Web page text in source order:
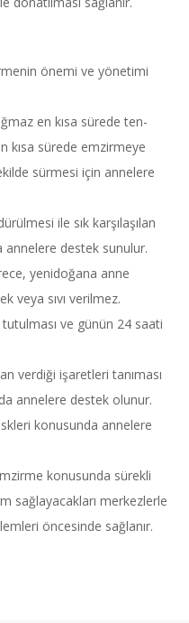
önemi ve yönetimi
en kısa sürede ten-
kısa sürede emzirmeye
sürmesi için annelere
ile sık karşılaşılan
destek sunulur.
yenidoğana anne
veya sıvı verilmez.
ve günün 24 saati
verdiği işaretleri tanıması
annelere destek olunur.
konusunda annelere
konusunda sürekli
sağlayacakları merkezlerle
öncesinde sağlanır.